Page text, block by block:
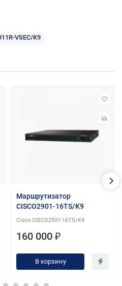
VSEC/K9
Маршрутизатор
CISCO2901-16TS/K9
Cisco CISCO2901-16TS/K9
160 000 ₽
В корзину